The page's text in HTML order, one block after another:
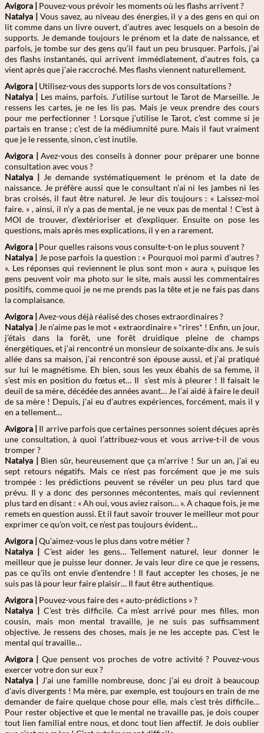
Avigora | Pouvez-vous prévoir les moments où les flashs arrivent ?
Natalya | Vous savez, au niveau des énergies, il y a des gens en qui on
lit comme dans un livre ouvert, d’autres avec lesquels on a besoin de
supports. Je demande toujours le prénom et la date de naissance, et
parfois, je tombe sur des gens qu’il faut un peu brusquer. Parfois, j’ai
des flashs instantanés, qui arrivent immédiatement, d’autres fois, ça
vient après que j’aie raccroché. Mes flashs viennent naturellement.
Avigora | Utilisez-vous des supports lors de vos consultations ?
Natalya | Les mains, parfois. J’utilise surtout le Tarot de Marseille. Je
ressens les cartes, je ne les lis pas. Mais je veux prendre des cours
pour me perfectionner ! Lorsque j’utilise le Tarot, c’est comme si je
partais en transe ; c’est de la médiumnité pure. Mais il faut vraiment
que je le ressente, sinon, c’est inutile.
Avigora | Avez-vous des conseils à donner pour préparer une bonne
consultation avec vous ?
Natalya | Je demande systématiquement le prénom et la date de
naissance. Je préfère aussi que le consultant n’ai ni les jambes ni les
bras croisés, il faut être naturel. Je leur dis toujours : « Laissez-moi
faire. » , ainsi, il n’y a pas de mental, je ne veux pas de mental ! C’est à
MOI de trouver, d’extérioriser et d’expliquer. Ensuite on pose les
questions, mais après mes explications, il y en a rarement.
Avigora | Pour quelles raisons vous consulte-t-on le plus souvent ?
Natalya | Je pose parfois la question : « Pourquoi moi parmi d’autres ?
». Les réponses qui reviennent le plus sont mon « aura », puisque les
gens peuvent voir ma photo sur le site, mais aussi les commentaires
positifs, comme quoi je ne me prends pas la tête et je ne fais pas dans
la complaisance.
Avigora | Avez-vous déjà réalisé des choses extraordinaires ?
Natalya | Je n’aime pas le mot « extraordinaire » *rires* ! Enfin, un jour,
j’étais dans la forêt, une forêt druidique pleine de champs
énergétiques, et j’ai rencontré un monsieur de soixante-dix ans. Je suis
allée dans sa maison, j’ai rencontré son épouse aussi, et j’ai pratiqué
sur lui le magnétisme. Eh bien, sous les yeux ébahis de sa femme, il
s’est mis en position du fœtus et… Il s’est mis à pleurer ! Il faisait le
deuil de sa mère, décédée des années avant… Je l’ai aidé à faire le deuil
de sa mère ! Depuis, j’ai eu d’autres expériences, forcément, mais il y
en a tellement…
Avigora | Il arrive parfois que certaines personnes soient déçues après
une consultation, à quoi l’attribuez-vous et vous arrive-t-il de vous
tromper ?
Natalya | Bien sûr, heureusement que ça m’arrive ! Sur un an, j’ai eu
sept retours négatifs. Mais ce n’est pas forcément que je me suis
trompée : les prédictions peuvent se révéler un peu plus tard que
prévu. Il y a donc des personnes mécontentes, mais qui reviennent
plus tard en disant : « Ah oui, vous aviez raison… ». A chaque fois, je me
remets en question aussi. Et il faut savoir trouver le meilleur mot pour
exprimer ce qu’on voit, ce n’est pas toujours évident…
Avigora | Qu’aimez-vous le plus dans votre métier ?
Natalya | C’est aider les gens… Tellement naturel, leur donner le
meilleur que je puisse leur donner. Je vais leur dire ce que je ressens,
pas ce qu’ils ont envie d’entendre ! Il faut accepter les choses, je ne
suis pas là pour leur faire plaisir… Il faut être authentique.
Avigora | Pouvez-vous faire des « auto-prédictions » ?
Natalya | C’est très difficile. Ca m’est arrivé pour mes filles, mon
cousin, mais mon mental travaille, je ne suis pas suffisamment
objective. Je ressens des choses, mais je ne les accepte pas. C’est le
mental qui travaille…
Avigora | Que pensent vos proches de votre activité ? Pouvez-vous
exercer votre don sur eux ?
Natalya | J’ai une famille nombreuse, donc j’ai eu droit à beaucoup
d’avis divergents ! Ma mère, par exemple, est toujours en train de me
demander de faire quelque chose pour elle, mais c’est très difficile…
Pour rester objective et que le mental ne travaille pas, je dois couper
tout lien familial entre nous, et donc tout lien affectif. Je dois oublier